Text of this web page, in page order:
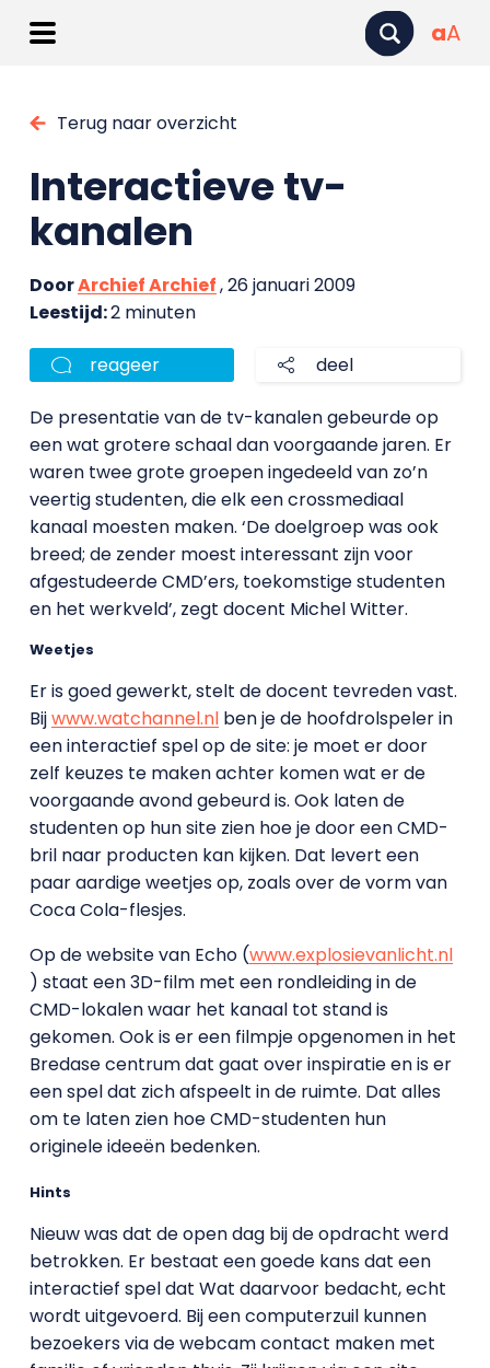
aA
Terug naar overzicht
Interactieve tv-
kanalen
DoorArchief Archief, 26 januari 2009
Leestijd:2 minuten
reageer deel
De presentatie van de tv-kanalen gebeurde op
een wat grotere schaal dan voorgaande jaren. Er
waren twee grote groepen ingedeeld van zo’n
veertig studenten, die elk een crossmediaal
kanaal moesten maken. ‘De doelgroep was ook
breed; de zender moest interessant zijn voor
afgestudeerde CMD’ers, toekomstige studenten
en het werkveld’, zegt docent Michel Witter.
Weetjes
Er is goed gewerkt, stelt de docent tevreden vast.
Bijwww.watchannel.nlben je de hoofdrolspeler in
een interactief spel op de site: je moet er door
zelf keuzes te maken achter komen wat er de
voorgaande avond gebeurd is. Ook laten de
studenten op hun site zien hoe je door een CMD-
bril naar producten kan kijken. Dat levert een
paar aardige weetjes op, zoals over de vorm van
Coca Cola-flesjes.
Op de website van Echo (www.explosievanlicht.nl
) staat een 3D-film met een rondleiding in de
CMD-lokalen waar het kanaal tot stand is
gekomen. Ook is er een filmpje opgenomen in het
Bredase centrum dat gaat over inspiratie en is er
een spel dat zich afspeelt in de ruimte. Dat alles
om te laten zien hoe CMD-studenten hun
originele ideeën bedenken.
Hints
Nieuw was dat de open dag bij de opdracht werd
betrokken. Er bestaat een goede kans dat een
interactief spel dat Wat daarvoor bedacht, echt
wordt uitgevoerd. Bij een computerzuil kunnen
bezoekers via de webcam contact maken met